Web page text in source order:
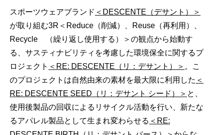
GADGET
RECOMMENDFOLLOW RATEHIGHER MAGAZINE
当サイトに掲載の記事・見出し・写真・画像の無断転載を禁じます。
Diters inc. All Rights & Copyrights Reserved.
スポーツウェアブランド ＜DESCENTE（デサント）＞
が取り組む3R＜Reduce（削減）、Reuse（再利用）、
Recycle （繰り返し使用する）＞の観点から始動す
る、サスティナビリティを考慮した環境保全に関するプ
ロジェクト ＜RE: DESCENTE（リ：デサント）＞ 。こ
のプロジェクトは自然由来の素材を最大限に利用した ＜
RE: DESCENTE SEED（リ：デサント シード）＞ と、
使用後製品の回収によるリサイクル活動を行い、新たな
るアパレル製品として生まれ変わらせる ＜RE: